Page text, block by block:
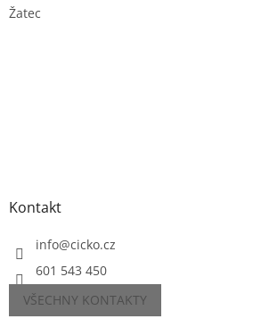
Žatec
Kontakt
info@cicko.cz
601 543 450
VŠECHNY KONTAKTY